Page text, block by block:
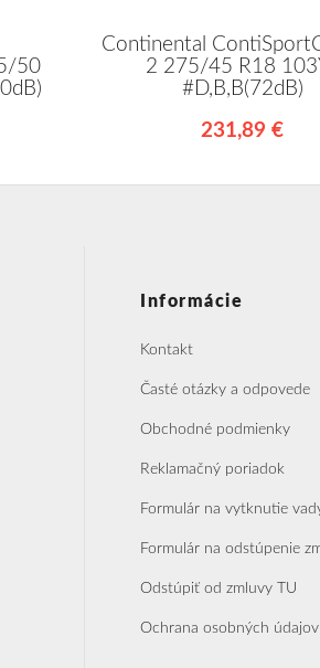
50
Continental
2 275/45 R18
#D,B,B(72dB)
231,89 €
Informácie
Kontakt
Časté otázky a odpovede
Obchodné podmienky
Reklamačný poriadok
Formulár na vytknutie
Formulár na odstúpenie
Odstúpiť od zmluvy TU
Ochrana osobných údajov